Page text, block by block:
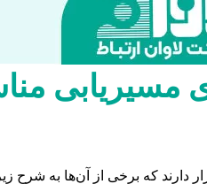
مسیریابی
دارند که برخی از آن‌ها به شرح